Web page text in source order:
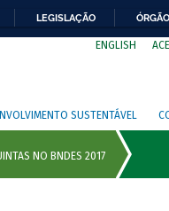
LEGISLAÇÃO
ENGLISH
SUSTENTÁVEL